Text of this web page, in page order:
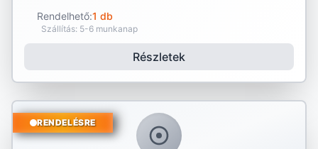
Rendelhető:1 db
Szállítás: 5-6 munkanap
Részletek
RENDELÉSRE